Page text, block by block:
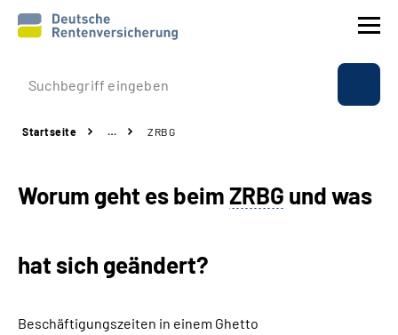
Prävention
Rente
Startseite … ZRBG
Worum geht es beimZRBG und was
hat sich geändert?
Beschäftigungszeiten in einem Ghetto